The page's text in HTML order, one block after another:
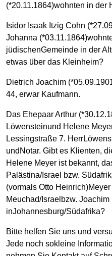
(*20.11.1864)wohnten in der
Isidor Isaak Itzig Cohn
Johanna
jüdischenGemeinde in der
etwas über das Kleinheim?
Dietrich Joachim
44, erwar Kaufmann.
Das Ehepaar Arthur
Löwensteinund Helene
Lessingstraße 7.
undNotar. Gibt es Klienten,
Helene Meyer ist bekannt,
Palästina/Israel bzw.
(vormals Otto
Meuchad/Israelbzw.
inJohannesburg/Südafrika?
Bitte helfen Sie uns und
Jede noch sokleine